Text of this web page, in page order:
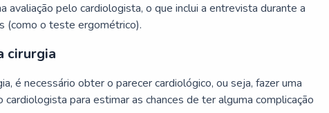
avaliação pelo cardiologista, o que inclui a entrevista durante a
(como o teste ergométrico).
cirurgia
é necessário obter o parecer cardiológico, ou seja, fazer uma
cardiologista para estimar as chances de ter alguma complicação